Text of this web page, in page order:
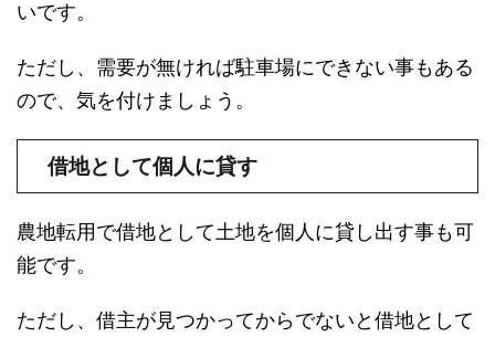
いです。
ただし、需要が無ければ駐車場にできない事もある
ので、気を付けましょう。
借地として個人に貸す
農地転用で借地として土地を個人に貸し出す事も可
能です。
ただし、借主が見つかってからでないと借地として